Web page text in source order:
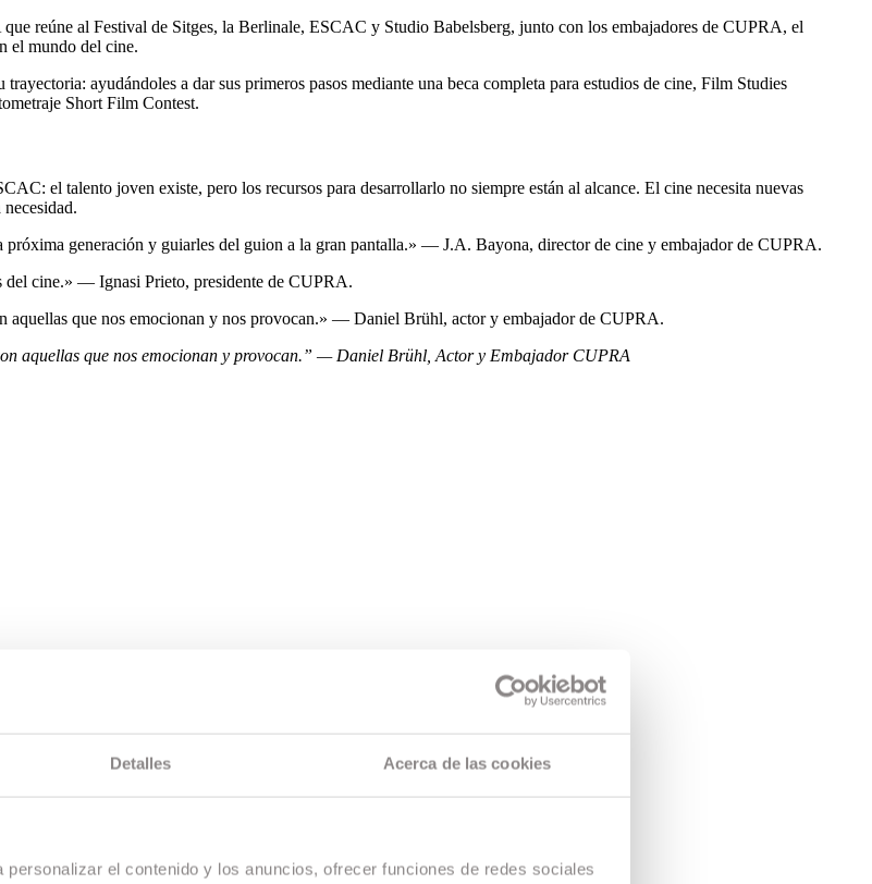
Detalles Acerca de las cookies
el contenido y los anuncios, ofrecer funciones de redes sociales
reúne al Festival de Sitges, la Berlinale, ESCAC y Studio Babelsberg, junto con los embajadores de CUPRA, el
el mundo del cine.
ayudándoles a dar sus primeros pasos mediante una beca completa para estudios de cine, Film Studies
Short Film Contest.
el talento joven existe, pero los recursos para desarrollarlo no siempre están al alcance. El cine necesita nuevas
generación y guiarles del guion a la gran pantalla.» — J.A. Bayona, director de cine y embajador de CUPRA.
del cine.» — Ignasi Prieto, presidente de CUPRA.
aquellas que nos emocionan y nos provocan.» — Daniel Brühl, actor y embajador de CUPRA.
aquellas que nos emocionan y provocan.” — Daniel Brühl, Actor y Embajador CUPRA
la tercera edición de The Dream Makers.